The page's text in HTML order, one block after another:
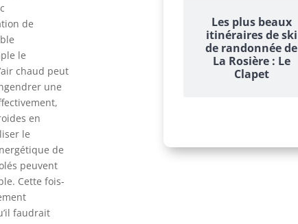
de
le
chaud peut
une
en
le
de
peuvent
Cette fois-
faudrait
Les plus beaux
itinéraires de ski
de randonnée de
La Rosière : Le
Clapet